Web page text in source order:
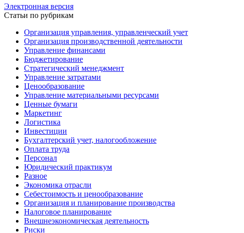
Электронная версия
Статьи по рубрикам
Организация управления, управленческий учет
Организация производственной деятельности
Управление финансами
Бюджетирование
Стратегический менеджмент
Управление затратами
Ценообразование
Управление материальными ресурсами
Ценные бумаги
Маркетинг
Логистика
Инвестиции
Бухгалтерский учет, налогообложение
Оплата труда
Персонал
Юридический практикум
Разное
Экономика отрасли
Себестоимость и ценообразование
Организация и планирование производства
Налоговое планирование
Внешнеэкономическая деятельность
Риски